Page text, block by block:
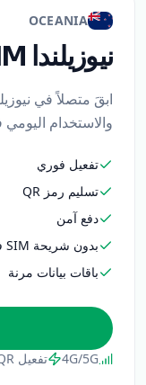
OCEANIA
نيوزيلندا
ابقَ متصلاً في
والاستخدام
تفعيل فوري
تسليم رمز QR
دفع آمن
بدون شريحة SIM فعلية
باقات بيانات مرنة
4G/5G تفعيل QR